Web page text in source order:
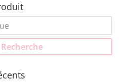
Recherche